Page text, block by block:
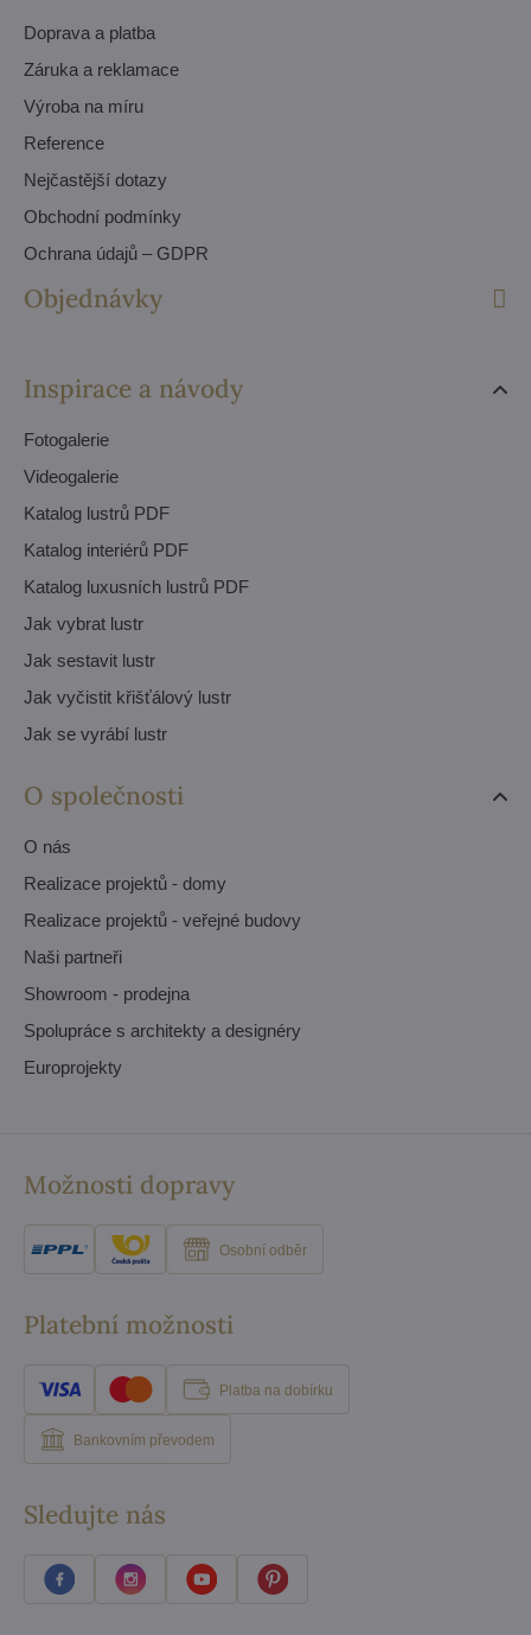
Doprava a platba
Záruka a reklamace
Výroba na míru
Reference
Nejčastější dotazy
Obchodní podmínky
Ochrana údajů – GDPR
Objednávky
Inspirace a návody
Fotogalerie
Videogalerie
Katalog lustrů PDF
Katalog interiérů PDF
Katalog luxusních lustrů PDF
Jak vybrat lustr
Jak sestavit lustr
Jak vyčistit křišťálový lustr
Jak se vyrábí lustr
O společnosti
O nás
Realizace projektů - domy
Realizace projektů - veřejné budovy
Naši partneři
Showroom - prodejna
Spolupráce s architekty a designéry
Europrojekty
Možnosti dopravy
Osobní odběr
Platební možnosti
Platba na dobírku
Bankovním převodem
Sledujte nás